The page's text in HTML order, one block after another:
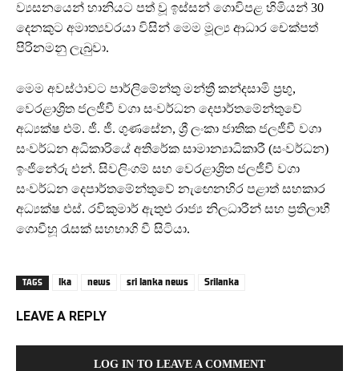
ව්‍යසනයෙන් හානියට පත් වූ ඉස්සන් ගොවිපළ හිමියන් 30
දෙනකුට අමාත්‍යවරයා විසින් මෙම මූල්‍ය ආධාර චෙක්පත්
පිරිනමනු ලැබුවා.
මෙම අවස්ථාවට පාර්ලිමේන්තු මන්ත්‍රී කන්දසාමි ප්‍රභු,
වෙරළාශ්‍රිත ජලජීවී වගා සංවර්ධන දෙපාර්තමේන්තුවේ
අධ්‍යක්ෂ එම්. ජී. ජී. ගුණසේන, ශ්‍රී ලංකා ජාතික ජලජීවී වගා
සංවර්ධන අධිකාරියේ අතිරේක සාමාන්‍යාධිකාරී (සංවර්ධන)
ඉංජිනේරු එන්. සිවලිංගම් සහ වෙරළාශ්‍රිත ජලජීවී වගා
සංවර්ධන දෙපාර්තමේන්තුවේ නැඟෙනහිර පළාත් සහකාර
අධ්‍යක්ෂ එස්. රවිකුමාර් ඇතුළු රාජ්‍ය නිලධාරීන් සහ ප්‍රතිලාභී
ගොවීහූ රැසක් සහභාගි වී සිටියා.
TAGS lka news sri lanka news Srilanka
LEAVE A REPLY
LOG IN TO LEAVE A COMMENT